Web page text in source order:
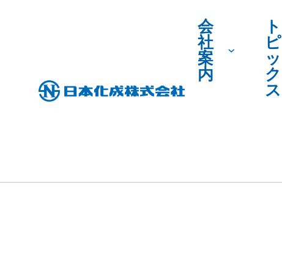
会
社
案
内
ト
ピ
ッ
ク
ス